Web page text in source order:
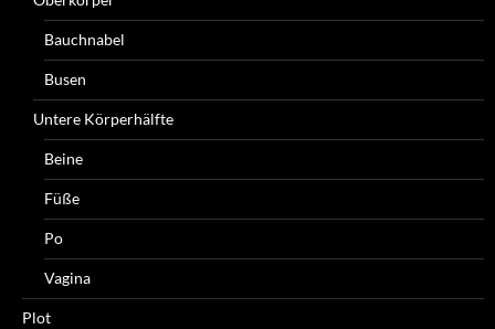
Bauchnabel
Busen
Untere Körperhälfte
Beine
Füße
Po
Vagina
Plot